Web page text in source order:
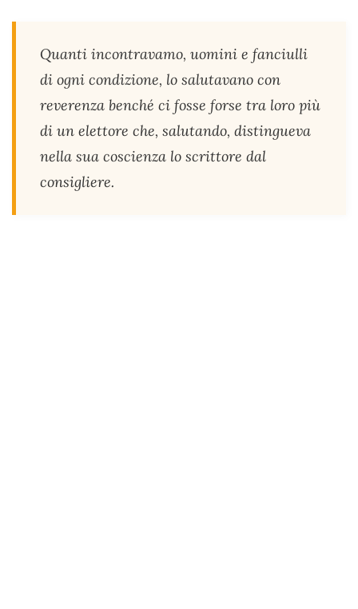
Quanti incontravamo, uomini e fanciulli
di ogni condizione, lo salutavano con
reverenza benché ci fosse forse tra loro più
di un elettore che, salutando, distingueva
nella sua coscienza lo scrittore dal
consigliere.